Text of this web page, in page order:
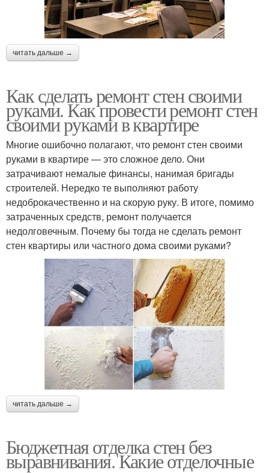
читать дальше →
Как сделать ремонт стен своими
руками. Как провести ремонт стен
своими руками в квартире
Многие ошибочно полагают, что ремонт стен своими
руками в квартире — это сложное дело. Они
затрачивают немалые финансы, нанимая бригады
строителей. Нередко те выполняют работу
недоброкачественно и на скорую руку. В итоге, помимо
затраченных средств, ремонт получается
недолговечным. Почему бы тогда не сделать ремонт
стен квартиры или частного дома своими руками?
читать дальше →
Бюджетная отделка стен без
выравнивания. Какие отделочные